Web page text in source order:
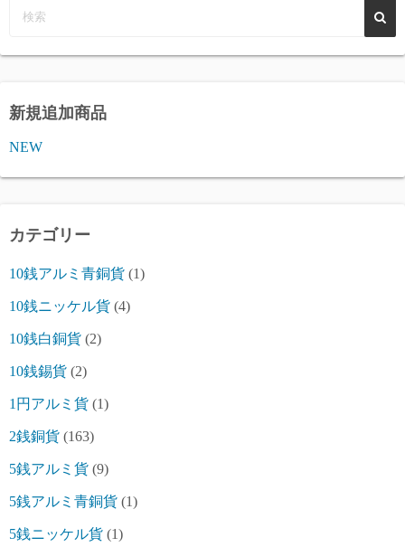
新規追加商品
NEW
カテゴリー
10銭アルミ青銅貨 (1)
10銭ニッケル貨 (4)
10銭白銅貨 (2)
10銭錫貨 (2)
1円アルミ貨 (1)
2銭銅貨 (163)
5銭アルミ貨 (9)
5銭アルミ青銅貨 (1)
5銭ニッケル貨 (1)